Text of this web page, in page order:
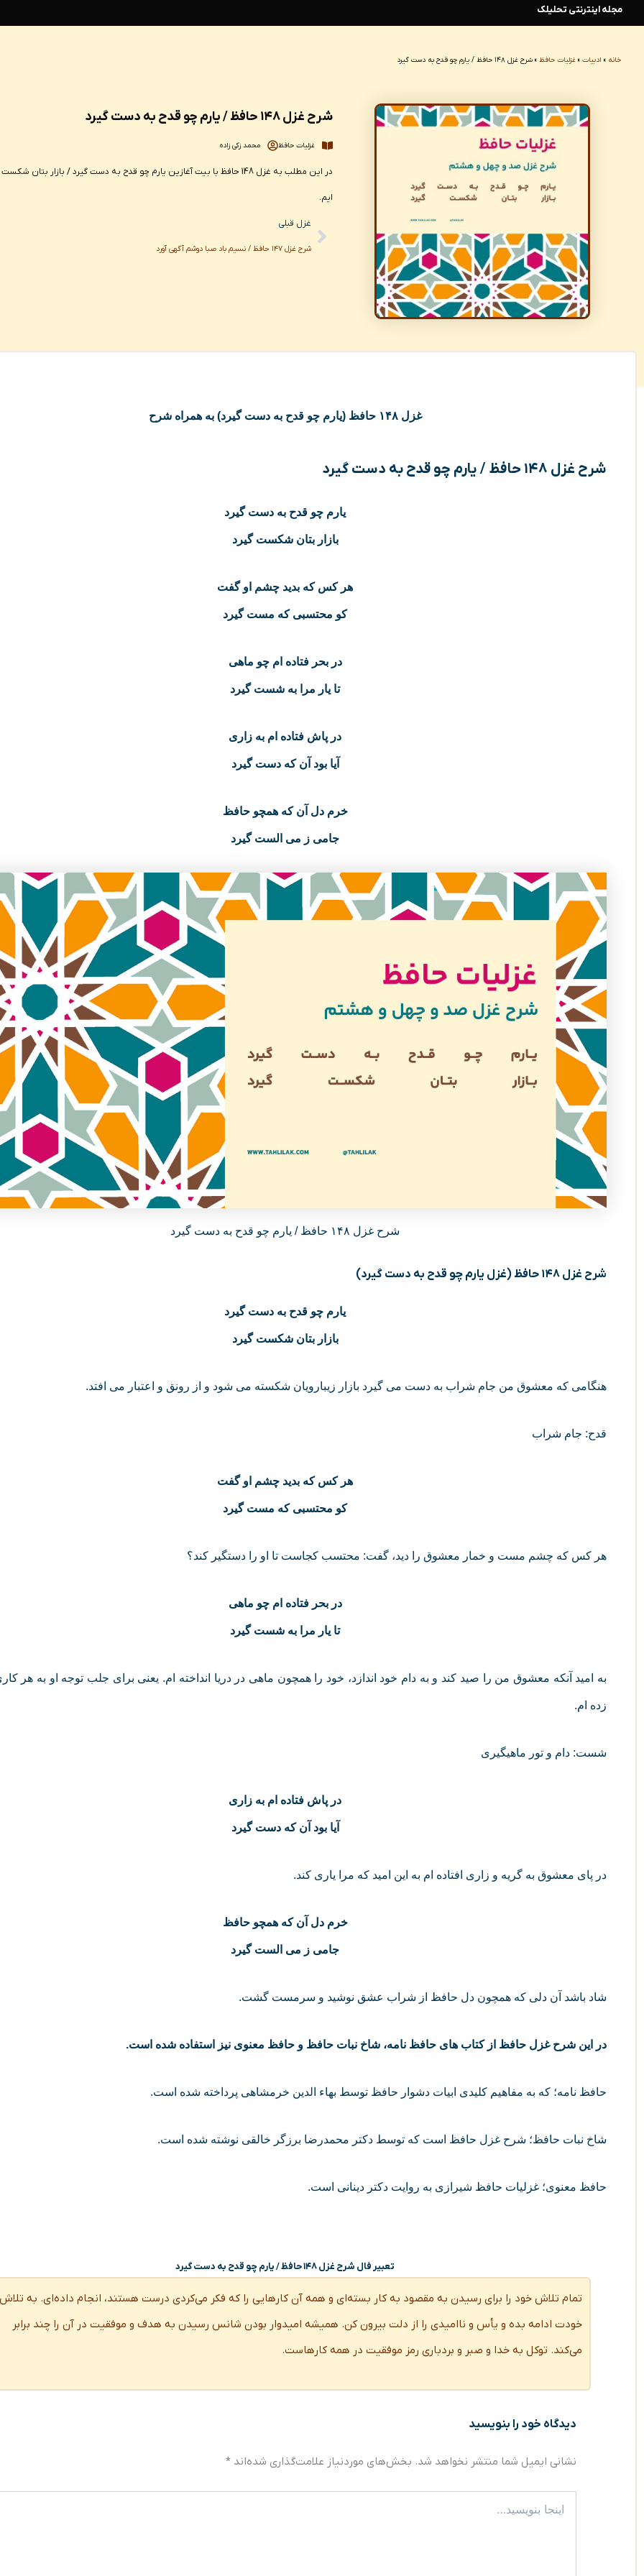
محتوا
مجله اینترنتی تحلیلک
خانه » ادبیات » غزلیات حافظ » شرح غزل ۱۴۸ حافظ / یارم چو قدح به دست گیرد
شرح غزل ۱۴۸ حافظ / یارم چو قدح به دست گیرد
غزلیات حافظ محمد زکی زاده
در این مطلب به غزل 148 حافظ با بیت آغازین یارم چو قدح به دست گیرد /
ایم.
Prev
غزل قبلی
شرح غزل ۱۴۷ حافظ / نسیم باد صبا دوشم آگهی آورد
غزل ۱۴۸ حافظ (یارم چو قدح به دست گیرد) به همراه شرح
شرح غزل ۱۴۸ حافظ / یارم چو قدح به دست گیرد
یارم چو قدح به دست گیرد
بازار بتان شکست گیرد
هر کس که بدید چشم او گفت
کو محتسبی که مست گیرد
در بحر فتاده‌ ام چو ماهی
تا یار مرا به شست گیرد
در پاش فتاده‌ ام به زاری
آیا بود آن که دست گیرد
خرم دل آن که همچو حافظ
جامی ز می الست گیرد
شرح غزل ۱۴۸ حافظ / یارم چو قدح به دست گیرد
شرح غزل ۱۴۸ حافظ (غزل یارم چو قدح به دست گیرد)
یارم چو قدح به دست گیرد
بازار بتان شکست گیرد
هنگامی که معشوق من جام شراب به دست می گیرد بازار زیبارویان شکسته می شود و از رونق و اعتبار می افتد.
قدح: جام شراب
هر کس که بدید چشم او گفت
کو محتسبی که مست گیرد
هر کس که چشم مست و خمار معشوق را دید، گفت: محتسب کجاست تا او را دستگیر کند؟
در بحر فتاده‌ ام چو ماهی
تا یار مرا به شست گیرد
به امید آنکه معشوق من را صید کند و به دام خود اندازد، خود را همچون ماهی در دریا انداخته ام. یعنی برای جلب توجه او به هر
زده ام.
شست: دام و تور ماهیگیری
در پاش فتاده‌ ام به زاری
آیا بود آن که دست گیرد
در پای معشوق به گریه و زاری افتاده ام به این امید که مرا یاری کند.
خرم دل آن که همچو حافظ
جامی ز می الست گیرد
شاد باشد آن دلی که همچون دل حافظ از شراب عشق نوشید و سرمست گشت.
در این شرح غزل حافظ از کتاب های حافظ نامه، شاخ نبات حافظ و حافظ معنوی نیز استفاده شده است.
حافظ نامه؛ که به مفاهیم کلیدی ابیات دشوار حافظ توسط بهاء الدین خرمشاهی پرداخته شده است.
شاخ نبات حافظ؛ شرح غزل حافظ است که توسط دکتر محمدرضا برزگر خالقی نوشته شده است.
حافظ معنوی؛ غزلیات حافظ شیرازی به روایت دکتر دینانی است.
تعبیر فال شرح غزل ۱۴۸ حافظ / یارم چو قدح به دست گیرد
تمام تلاش خود را برای رسیدن به مقصود به کار بسته‌ای و همه آن کارهایی را که فکر می‌کردی درست هستند، انجام داده‌ای. به تلاش
خودت ادامه بده و یأس و ناامیدی را از دلت بیرون کن. همیشه امیدوار بودن شانس رسیدن به هدف و موفقیت در آن را چند برابر
می‌کند. توکل به خدا و صبر و بردباری رمز موفقیت در همه کارهاست.
دیدگاه‌ خود را بنویسید
نشانی ایمیل شما منتشر نخواهد شد. بخش‌های موردنیاز علامت‌گذاری شده‌اند*
بنویسید…